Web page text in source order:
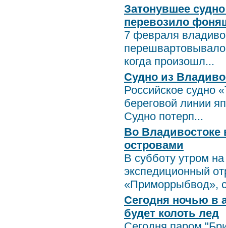
Затонувшее
перевозило
7 февраля
когда произошл...
Судно из
Российское судно
береговой линии
Судно потерп...
Во Владивостоке
островами
В субботу утром
экспедиционный
«Приморрыбвод»,
Сегодня ночью в
будет колоть лед